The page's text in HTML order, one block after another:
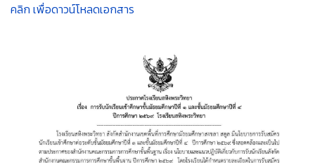
คลิก เพื่อดาวน์โหลดเอกสาร